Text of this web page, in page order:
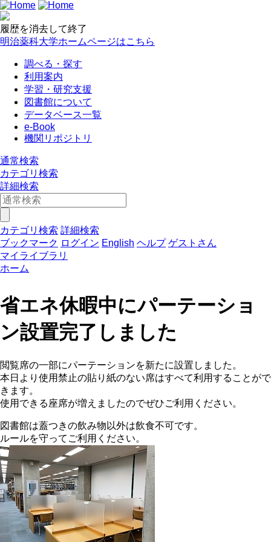
履歴を消去して終了
明治薬科大学ホームページはこちら
調べる・探す
利用案内
学習・研究支援
図書館について
データベース一覧
e-Book
機関リポジトリ
通常検索
カテゴリ検索
詳細検索
カテゴリ検索 詳細検索
ブックマーク ログイン English ヘルプ ゲストさん
マイライブラリ
ホーム
省エネ休暇中にパーテーショ
ン設置完了しました
閲覧席の一部にパーテーションを新たに設置しました。
本日より使用禁止の貼り紙のない席はすべて利用することがで
きます。
使用できる座席が増えましたのでぜひご利用ください。
図書館は蓋つきの飲み物以外は飲食不可です。
ルールを守ってご利用ください。